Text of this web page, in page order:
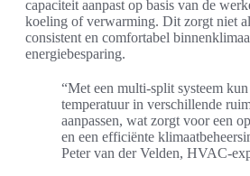
capaciteit aanpast op basis van de
koeling of verwarming. Dit zorgt niet
consistent en comfortabel
energiebesparing.
“Met een multi-split systeem
temperatuur in verschillende
aanpassen, wat zorgt voor een
en een efficiënte
Peter van der Velden, HVAC-